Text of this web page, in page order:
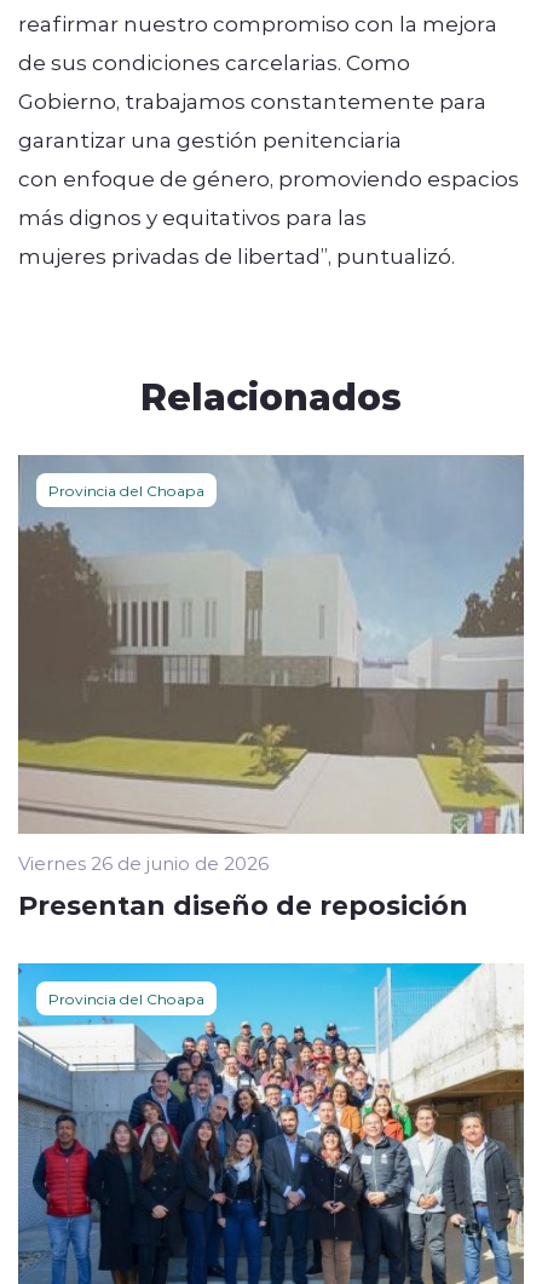
reafirmar nuestro compromiso con la mejora
de sus condiciones carcelarias. Como
Gobierno, trabajamos constantemente para
garantizar una gestión penitenciaria
con enfoque de género, promoviendo espacios
más dignos y equitativos para las
mujeres privadas de libertad”, puntualizó.
Relacionados
Provincia del Choapa
Viernes 26 de junio de 2026
Presentan diseño de reposición
Provincia del Choapa